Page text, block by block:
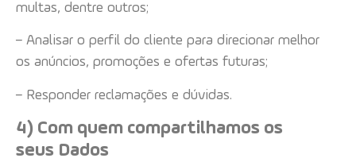
multas, dentre outros;
– Analisar o perfil do cliente para direcionar melhor
os anúncios, promoções e ofertas futuras;
– Responder reclamações e dúvidas.
4) Com quem compartilhamos os
seus Dados